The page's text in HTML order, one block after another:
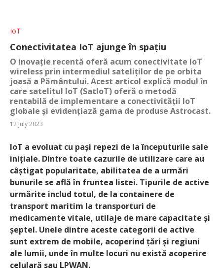
IoT
Conectivitatea IoT ajunge în spațiu
O inovație recentă oferă acum conectivitate IoT
wireless prin intermediul sateliților de pe orbita
joasă a Pământului. Acest articol explică modul în
care satelitul IoT (SatIoT) oferă o metodă
rentabilă de implementare a conectivității IoT
globale și evidențiază gama de produse Astrocast.
12 July 2023
IoT a evoluat cu pași repezi de la începuturile sale
inițiale. Dintre toate cazurile de utilizare care au
câștigat popularitate, abilitatea de a urmări
bunurile se află în fruntea listei. Tipurile de active
urmărite includ totul, de la containere de
transport maritim la transporturi de
medicamente vitale, utilaje de mare capacitate și
șeptel. Unele dintre aceste categorii de active
sunt extrem de mobile, acoperind țări și regiuni
ale lumii, unde în multe locuri nu există acoperire
celulară sau LPWAN.